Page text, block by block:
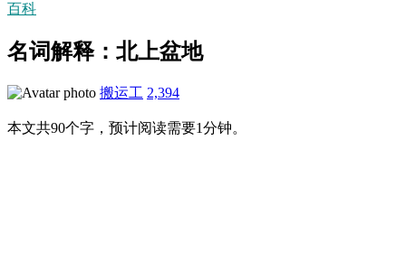
百科
名词解释：北上盆地
搬运工 2,394
本文共90个字，预计阅读需要1分钟。